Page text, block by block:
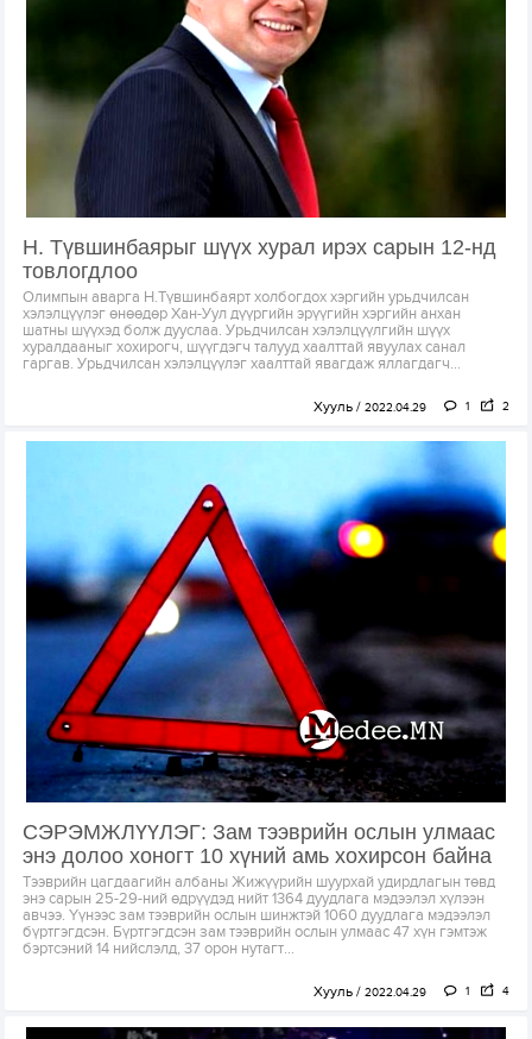
Н. Түвшинбаярыг шүүх хурал ирэх сарын 12-нд
товлогдлоо
Олимпын аварга Н.Түвшинбаярт холбогдох хэргийн урьдчилсан
хэлэлцүүлэг өнөөдөр Хан-Уул дүүргийн эрүүгийн хэргийн анхан
шатны шүүхэд болж дууслаа. Урьдчилсан хэлэлцүүлгийн шүүх
хуралдааныг хохирогч, шүүгдэгч талууд хаалттай явуулах санал
гаргав. Урьдчилсан хэлэлцүүлэг хаалттай явагдаж яллагдагч...
Хууль 2022.04.29 1 2
СЭРЭМЖЛҮҮЛЭГ: Зам тээврийн ослын улмаас
энэ долоо хоногт 10 хүний амь хохирсон байна
Тээврийн цагдаагийн албаны Жижүүрийн шуурхай удирдлагын төвд
энэ сарын 25-29-ний өдрүүдэд нийт 1364 дуудлага мэдээлэл хүлээн
авчээ. Үүнээс зам тээврийн ослын шинжтэй 1060 дуудлага мэдээлэл
бүртгэгдсэн. Бүртгэгдсэн зам тээврийн ослын улмаас 47 хүн гэмтэж
бэртсэний 14 нийслэлд, 37 орон нутагт...
Хууль 2022.04.29 1 4